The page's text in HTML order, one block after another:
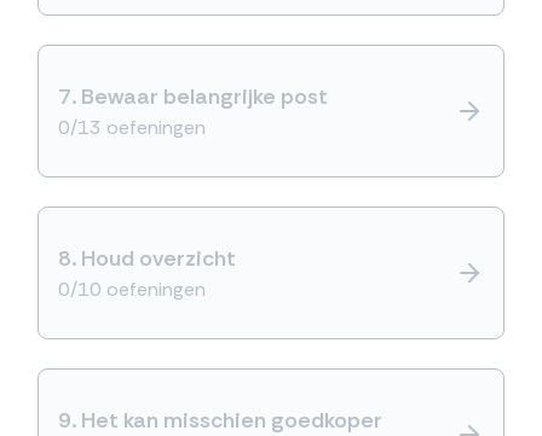
7. Bewaar belangrijke post
0/13 oefeningen
8. Houd overzicht
0/10 oefeningen
9. Het kan misschien goedkoper